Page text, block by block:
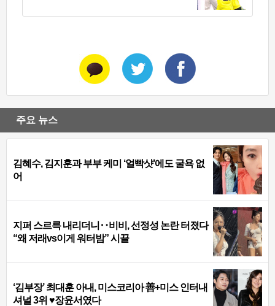
주요 뉴스
김혜수, 김지훈과 부부 케미 ‘얼빡샷’에도 굴욕 없
어
지퍼 스르륵 내리더니‥비비, 선정성 논란 터졌다
“왜 저래vs이게 워터밤” 시끌
‘김부장’ 최대훈 아내, 미스코리아 善+미스 인터내
셔널 3위 ♥장윤서였다